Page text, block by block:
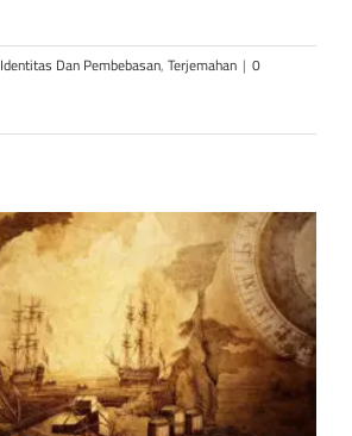
Identitas Dan Pembebasan,Terjemahan | 0